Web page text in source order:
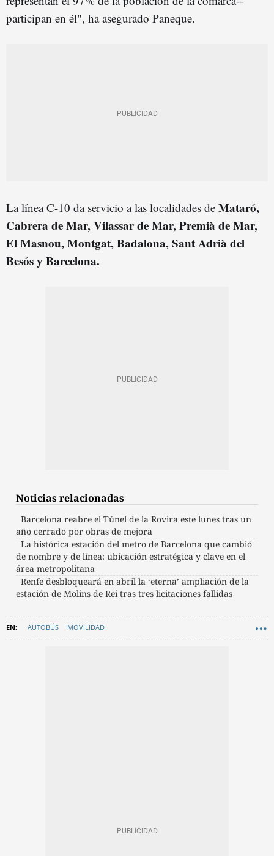
participan en él", ha asegurado Paneque.
La línea C-10 da servicio a las localidades de Mataró,
Cabrera de Mar, Vilassar de Mar, Premià de Mar,
El Masnou, Montgat, Badalona, Sant Adrià del
Besós y Barcelona.
Noticias relacionadas
Barcelona reabre el Túnel de la Rovira este lunes tras un
año cerrado por obras de mejora
La histórica estación del metro de Barcelona que cambió
de nombre y de línea: ubicación estratégica y clave en el
área metropolitana
Renfe desbloqueará en abril la ‘eterna’ ampliación de la
estación de Molins de Rei tras tres licitaciones fallidas
AUTOBÚS MOVILIDAD